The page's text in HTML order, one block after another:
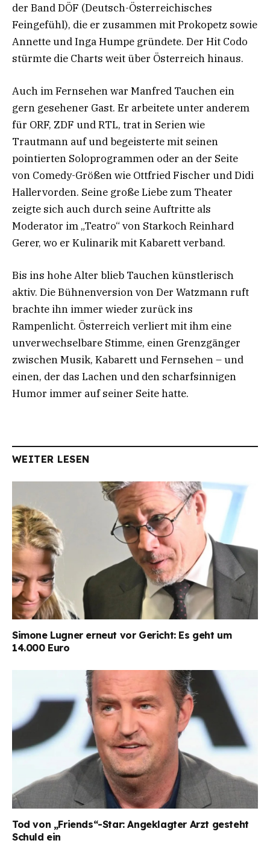
der Band DÖF (Deutsch-Österreichisches
Feingefühl), die er zusammen mit Prokopetz sowie
Annette und Inga Humpe gründete. Der Hit Codo
stürmte die Charts weit über Österreich hinaus.
Auch im Fernsehen war Manfred Tauchen ein
gern gesehener Gast. Er arbeitete unter anderem
für ORF, ZDF und RTL, trat in Serien wie
Trautmann auf und begeisterte mit seinen
pointierten Soloprogrammen oder an der Seite
von Comedy-Größen wie Ottfried Fischer und Didi
Hallervorden. Seine große Liebe zum Theater
zeigte sich auch durch seine Auftritte als
Moderator im „Teatro“ von Starkoch Reinhard
Gerer, wo er Kulinarik mit Kabarett verband.
Bis ins hohe Alter blieb Tauchen künstlerisch
aktiv. Die Bühnenversion von Der Watzmann ruft
brachte ihn immer wieder zurück ins
Rampenlicht. Österreich verliert mit ihm eine
unverwechselbare Stimme, einen Grenzgänger
zwischen Musik, Kabarett und Fernsehen – und
einen, der das Lachen und den scharfsinnigen
Humor immer auf seiner Seite hatte.
WEITER LESEN
Simone Lugner erneut vor Gericht: Es geht um
14.000 Euro
Tod von „Friends“-Star: Angeklagter Arzt gesteht
Schuld ein